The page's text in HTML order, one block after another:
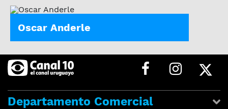
Oscar Anderle
Departamento Comercial